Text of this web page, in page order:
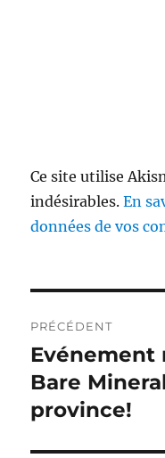
Ce site utilise
indésirables.En
données de vos
de
l’article
PRÉCÉDENT
Publication
précédente :
Evénement
Bare
province!